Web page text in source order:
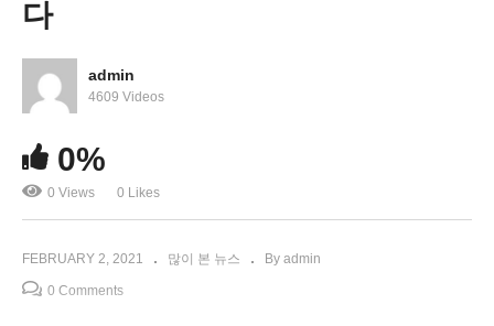
학자금 융자 수만달러 탕감 곧 온다 ‘슈머 5만달러
vs 바이든 1만달러’
다
admin
4609 Videos
0%
0 Views 0 Likes
FEBRUARY 2, 2021 많이 본 뉴스 By admin
0 Comments